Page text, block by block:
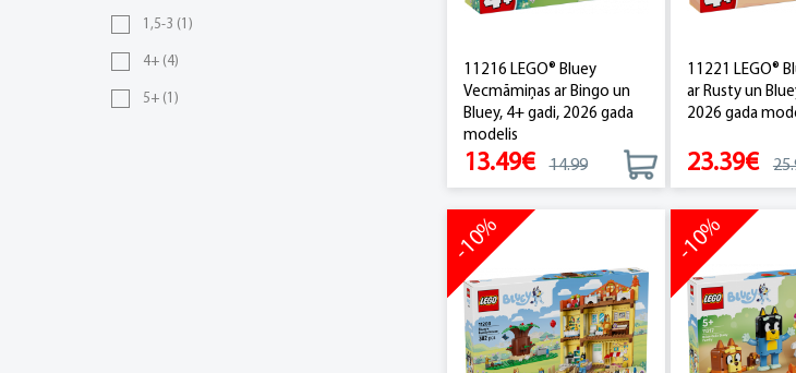
1,5-3 (1)
4+ (4)
5+ (1)
11216 LEGO® Bluey
Vecmāmiņas ar Bingo un
Bluey, 4+ gadi, 2026 gada
modelis
13.49€ 14.99
11221 LEGO®
ar Rusty un
2026 gada
23.39€
-10% -10%